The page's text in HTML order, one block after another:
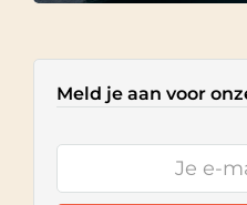
Meld je aan voor